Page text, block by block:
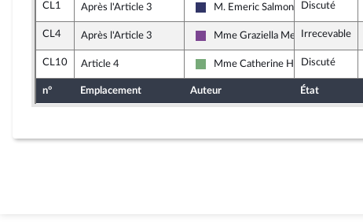
CL1 Après l'Article 3
Rassemblement National
M. Emeric Salmon Discuté
CL4 Après l'Article 3
Ensemble pour la République
Mme Graziella MelchiorIrrecevable
CL10 Article 4
Écologiste et Social
Mme Catherine Hervieu
Discuté
n° Emplacement Auteur État